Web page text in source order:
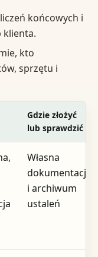
końcowych i
klienta.
kto
sprzętu i
Gdzie złożyć
lub sprawdzić
Własna
dokumentacja
i archiwum
ustaleń